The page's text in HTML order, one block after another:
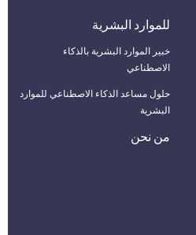
للموارد البشرية
خبير الموارد البشرية بالذكاء
الاصطناعي
حلول مساعد الذكاء الاصطناعي للموارد
البشرية
من نحن